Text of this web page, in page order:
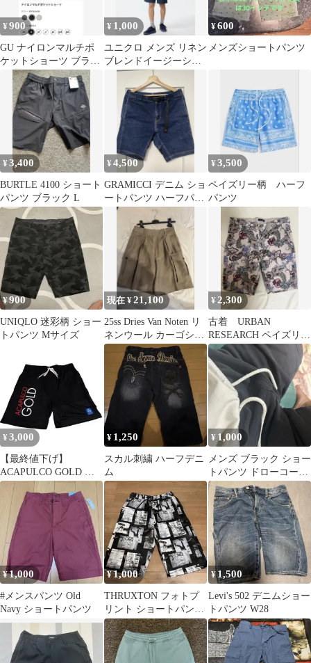
¥900
GU ナイロンマルチポ
ケットショーツ ブラッ
ク S
¥ 1,000
ユニクロ メンズ リネン
ブレンドイージーショ
ーツ ネイビー XL
¥600
メンズショートパンツ
¥3,400
BURTLE 4100 ショート
パンツ ブラック L
¥4,500
GRAMICCI デニム ショ
ートパンツ ハーフパン
ツ L
¥3,500
ペイズリー柄 ハーフ
パンツ
¥900
UNIQLO 迷彩柄 ショー
トパンツ Mサイズ
現在 ¥21,100
25ss Dries Van Noten リ
ネンウール カーゴショ
ーツ
¥ 2,300
古着 URBAN
RESEARCH ペイズリー
柄 ショートパンツ
¥ 3,000
【最終値下げ】
ACAPULCO GOLD シ
ョートパンツ ブラック
¥ 1,250
スカル刺繍 ハーフデニ
ム
¥ 1,000
メンズ ブラック ショー
トパンツ ドローコード
付き
¥1,000
#メンスパンツ Old
Navy ショートパンツ
¥1,000
THRUXTON フォトプ
リント ショートパンツ
M
¥1,500
Levi's 502 デニムショー
トパンツ W28